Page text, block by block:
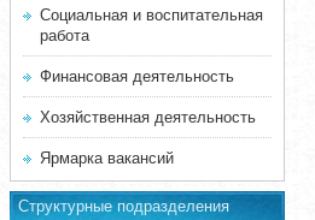
Социальная и воспитательная
работа
Финансовая деятельность
Хозяйственная деятельность
Ярмарка вакансий
Структурные подразделения